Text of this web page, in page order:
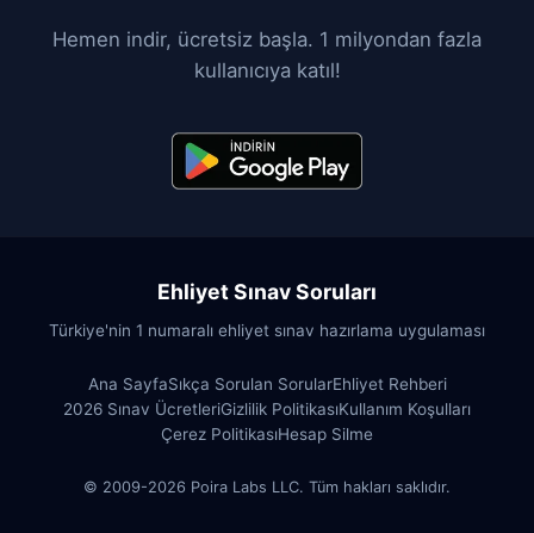
Hemen indir, ücretsiz başla. 1 milyondan fazla
kullanıcıya katıl!
Ehliyet Sınav Soruları
Türkiye'nin 1 numaralı ehliyet sınav hazırlama uygulaması
Ana SayfaSıkça Sorulan SorularEhliyet Rehberi
2026 Sınav ÜcretleriGizlilik PolitikasıKullanım Koşulları
Çerez PolitikasıHesap Silme
© 2009-2026 Poira Labs LLC. Tüm hakları saklıdır.